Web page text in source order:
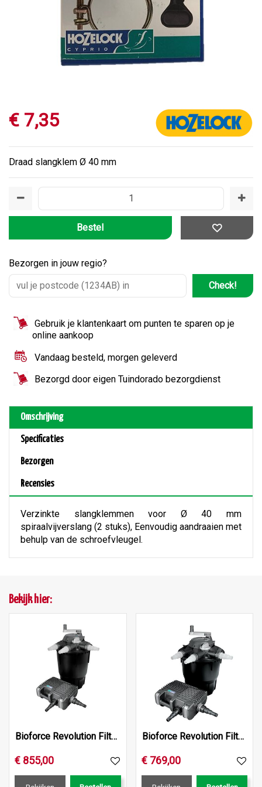
€ 7,35
Draad slangklem Ø 40 mm
Bezorgen in jouw regio?
Check!
Gebruik je klantenkaart om punten te sparen op je
online aankoop
Vandaag besteld, morgen geleverd
Bezorgd door eigen Tuindorado bezorgdienst
Omschrijving
Specificaties
Bezorgen
Recensies
Verzinkte slangklemmen voor Ø 40 mm
spiraalvijverslang (2 stuks), Eenvoudig aandraaien met
behulp van de schroefvleugel.
Bekijk hier:
Bioforce Revolution Filterset 28000
€ 855,00
Bioforce Revolution Filterset 18000
€ 769,00